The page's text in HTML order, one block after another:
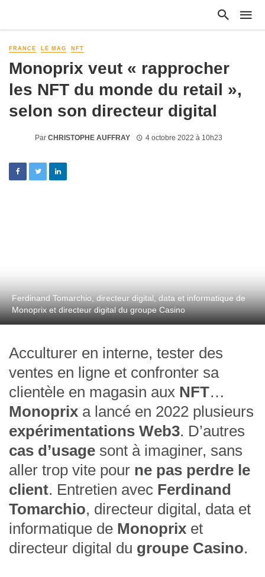
FRANCE LE MAG NFT
Monoprix veut « rapprocher
les NFT du monde du retail »,
selon son directeur digital
Par CHRISTOPHE AUFFRAY 4 octobre 2022 à 10h23
Ferdinand Tomarchio, directeur digital, data et informatique de
Monoprix et directeur digital du groupe Casino
Acculturer en interne, tester des
ventes en ligne et confronter sa
clientèle en magasin aux NFT…
Monoprix a lancé en 2022 plusieurs
expérimentations Web3. D’autres
cas d’usage sont à imaginer, sans
aller trop vite pour ne pas perdre le
client. Entretien avec Ferdinand
Tomarchio, directeur digital, data et
informatique de Monoprix et
directeur digital du groupe Casino.